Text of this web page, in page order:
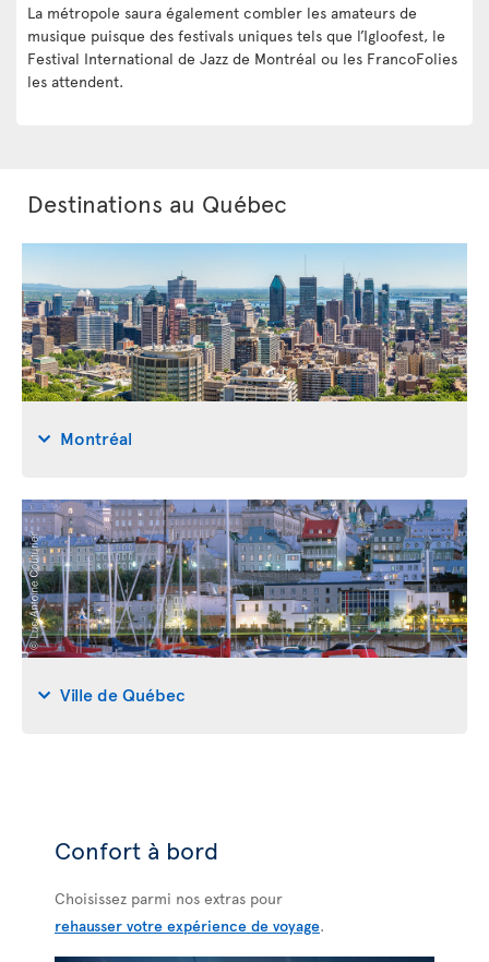
La métropole saura également combler les amateurs de
musique puisque des festivals uniques tels que l’Igloofest, le
Festival International de Jazz de Montréal ou les FrancoFolies
les attendent.
Destinations au Québec
Montréal
Ville de Québec
Confort à bord
Choisissez parmi nos extras pour
rehausser votre expérience de voyage.